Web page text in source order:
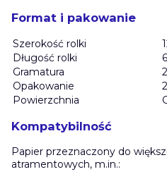
Format i pakowanie
Szerokość rolki
Długość rolki
Gramatura
Opakowanie
Powierzchnia
Kompatybilność
Papier przeznaczony do
atramentowych, m.in.: